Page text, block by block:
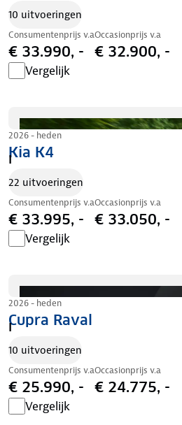
10 uitvoeringen
Consumentenprijs v.a
€ 33.990, -
Occasionprijs v.a
€ 32.900, -
Vergelijk
Kia K4
2026 - heden
I
22 uitvoeringen
Consumentenprijs v.a
€ 33.995, -
Occasionprijs v.a
€ 33.050, -
Vergelijk
Cupra Raval
2026 - heden
I
10 uitvoeringen
Consumentenprijs v.a
€ 25.990, -
Occasionprijs v.a
€ 24.775, -
Vergelijk